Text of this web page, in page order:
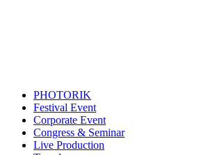
PHOTORIK
Festival Event
Corporate Event
Congress & Seminar
Live Production